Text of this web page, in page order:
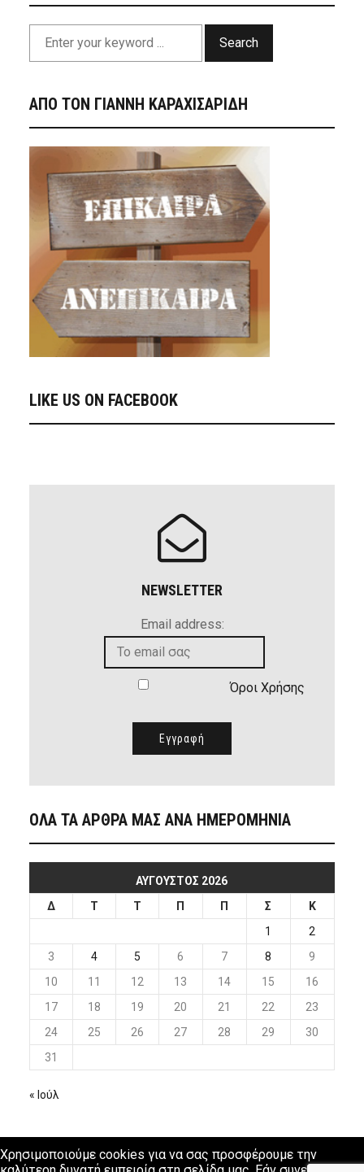
Search
ΑΠΟ ΤΟΝ ΓΙΑΝΝΗ ΚΑΡΑΧΙΣΑΡΙΔΗ
LIKE US ON FACEBOOK
NEWSLETTER
Email address:
Όροι Χρήσης
ΟΛΑ ΤΑ ΑΡΘΡΑ ΜΑΣ ΑΝΑ ΗΜΕΡΟΜΗΝΙΑ
ΑΎΓΟΥΣΤΟΣ 2026
Δ
Τ Τ Π Π Σ
Κ
1
2
3
4 5 6 7 8
9
10
11 12 13 14 15
16
17
18 19 20 21 22
23
24
25 26 27 28 29
30
31
« Ιούλ
Χρησιμοποιούμε cookies για να σας προσφέρουμε την